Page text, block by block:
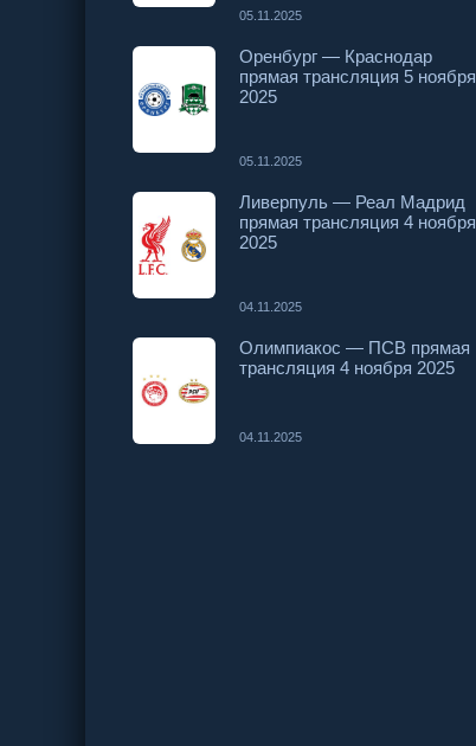
05.11.2025
Оренбург — Краснодар
прямая трансляция 5 ноября
2025
05.11.2025
Ливерпуль — Реал Мадрид
прямая трансляция 4 ноября
2025
04.11.2025
Олимпиакос — ПСВ прямая
трансляция 4 ноября 2025
04.11.2025